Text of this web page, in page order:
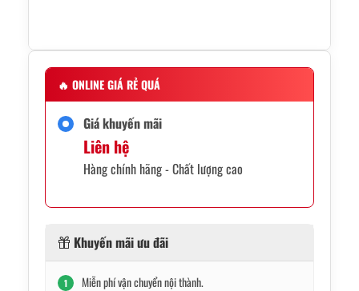
🔥 ONLINE GIÁ RẺ QUÁ
Giá khuyến mãi
Liên hệ
Hàng chính hãng - Chất lượng cao
Khuyến mãi ưu đãi
1 Miễn phí vận chuyển nội thành.